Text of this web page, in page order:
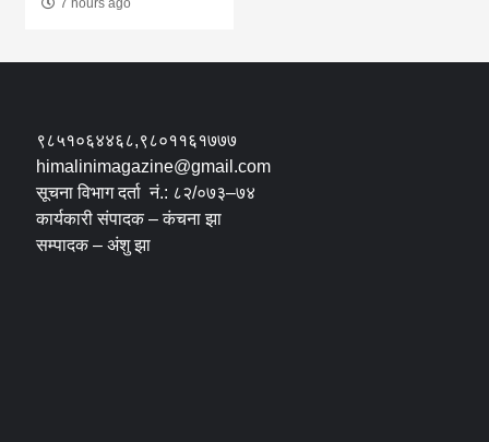
९८५१०६४४६८,९८०११६१७७७
himalinimagazine@gmail.com
सूचना विभाग दर्ता नं.: ८२/०७३–७४
कार्यकारी संपादक – कंचना झा
सम्पादक – अंशु झा